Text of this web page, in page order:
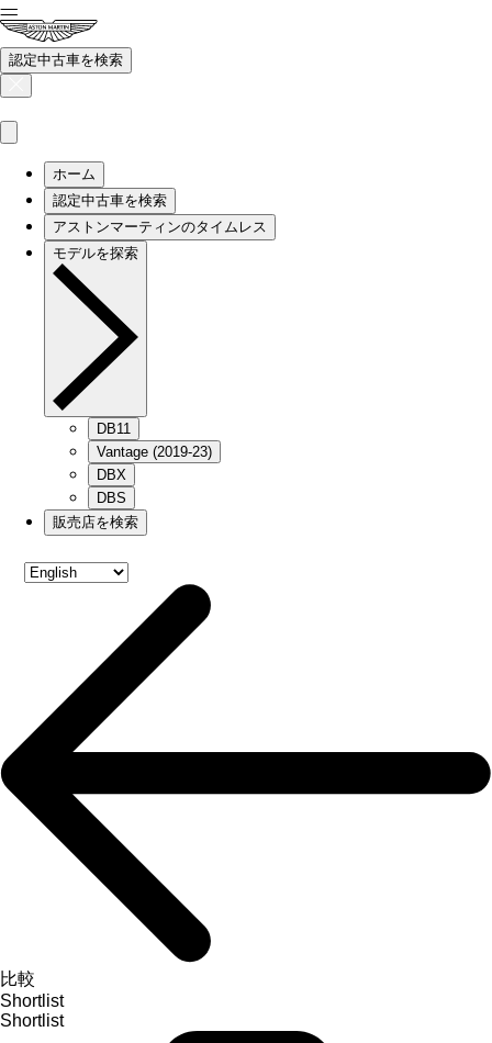
認定中古車を検索
ホーム
認定中古車を検索
アストンマーティンのタイムレス
モデルを探索
DB11
Vantage (2019-23)
DBX
DBS
販売店を検索
比較
Shortlist
Shortlist